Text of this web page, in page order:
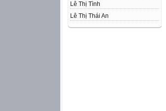
Lê Thị Tình
Lê Thị Thái An